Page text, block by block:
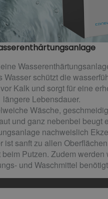
Wasser schützt die
Kalk und sorgt für eine
längere Lebensdauer.
Wäsche,
und ganz nebenbei beugt
nachweislich
ist sanft zu allen
beim Putzen. Zudem werden
und Waschmittel